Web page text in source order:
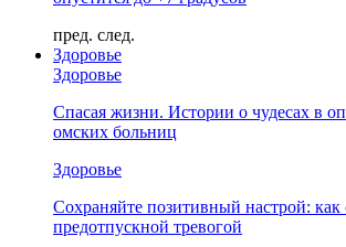
пред. след.
Здоровье
Здоровье
Спасая жизни. Истории о чудесах в
омских больниц
Здоровье
Сохраняйте позитивный настрой: как
предотпускной тревогой